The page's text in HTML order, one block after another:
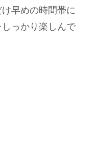
早めの時間帯に
っかり楽しんで